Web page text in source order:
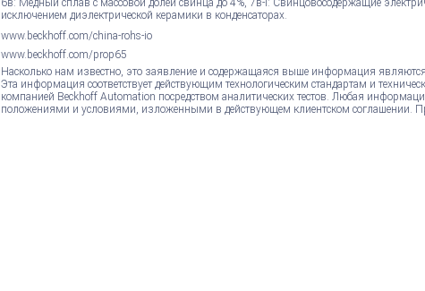
6в: Медный сплав с массовой долей свинца до 4%, 7в-I: Свинцовосодержащие
исключением диэлектрической керамики в конденсаторах.
www.beckhoff.com/china-rohs-io
www.beckhoff.com/prop65
Насколько нам известно, это заявление и содержащаяся выше информация
Эта информация соответствует действующим технологическим стандартам и
компанией Beckhoff Automation посредством аналитических тестов. Любая
положениями и условиями, изложенными в действующем клиентском соглашении.